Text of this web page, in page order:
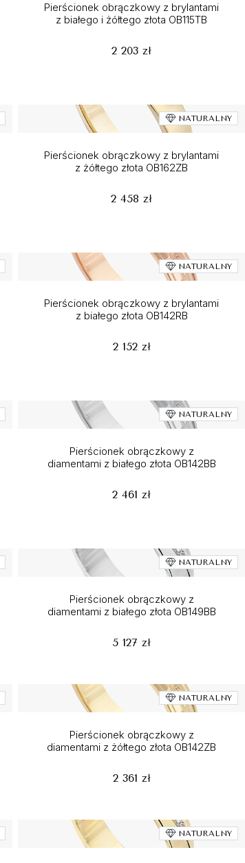
Pierścionek obrączkowy z brylantami
z białego i żółtego złota OB115TB
2 203 zł
NATURALNY
Pierścionek obrączkowy z brylantami
z żółtego złota OB162ZB
2 458 zł
NATURALNY
Pierścionek obrączkowy z brylantami
z białego złota OB142RB
2 152 zł
NATURALNY
Pierścionek obrączkowy z
diamentami z białego złota OB142BB
2 461 zł
NATURALNY
Pierścionek obrączkowy z
diamentami z białego złota OB149BB
5 127 zł
NATURALNY
Pierścionek obrączkowy z
diamentami z żółtego złota OB142ZB
2 361 zł
NATURALNY